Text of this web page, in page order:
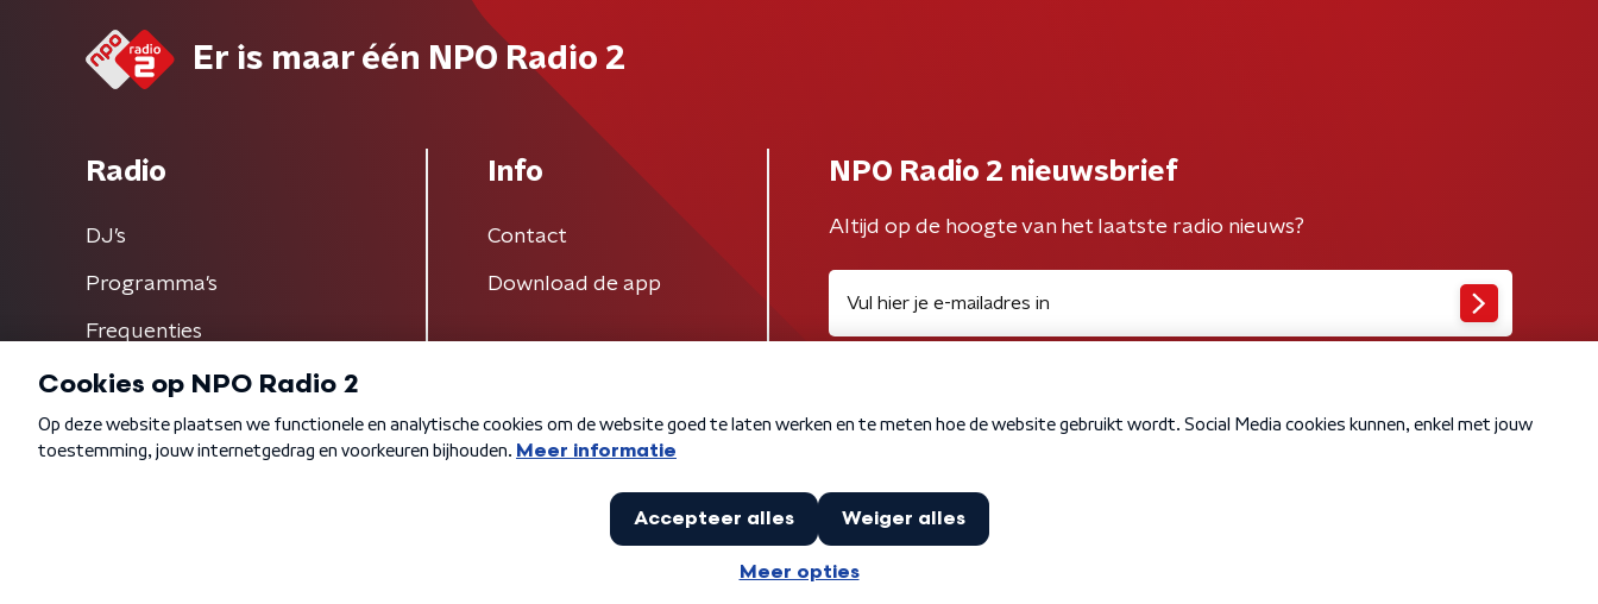
Er is maar één NPO Radio 2
Radio
DJ’s
Programma's
Frequenties
Info
Contact
Download de app
NPO Radio 2 nieuwsbrief
Altijd op de hoogte van het laatste radio nieuws?
Algemene voorwaarden Privacybeleid